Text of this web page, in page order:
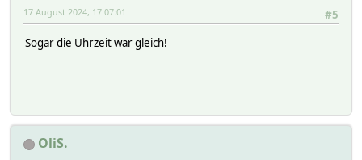
#5
17 August 2024, 17:07:01
Sogar die Uhrzeit war gleich!
OliS.